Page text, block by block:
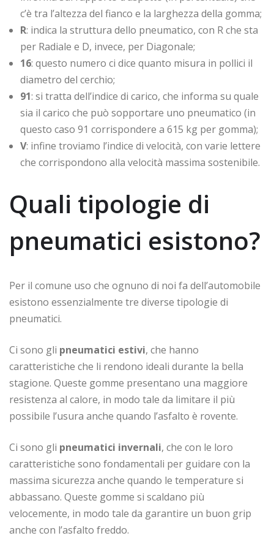
c’è tra l’altezza del fianco e la larghezza della gomma;
R: indica la struttura dello pneumatico, con R che sta
per Radiale e D, invece, per Diagonale;
16: questo numero ci dice quanto misura in pollici il
diametro del cerchio;
91: si tratta dell’indice di carico, che informa su quale
sia il carico che può sopportare uno pneumatico (in
questo caso 91 corrispondere a 615 kg per gomma);
V: infine troviamo l’indice di velocità, con varie lettere
che corrispondono alla velocità massima sostenibile.
Quali tipologie di
pneumatici esistono?
Per il comune uso che ognuno di noi fa dell’automobile
esistono essenzialmente tre diverse tipologie di
pneumatici.
Ci sono gli pneumatici estivi, che hanno
caratteristiche che li rendono ideali durante la bella
stagione. Queste gomme presentano una maggiore
resistenza al calore, in modo tale da limitare il più
possibile l’usura anche quando l’asfalto è rovente.
Ci sono gli pneumatici invernali, che con le loro
caratteristiche sono fondamentali per guidare con la
massima sicurezza anche quando le temperature si
abbassano. Queste gomme si scaldano più
velocemente, in modo tale da garantire un buon grip
anche con l’asfalto freddo.